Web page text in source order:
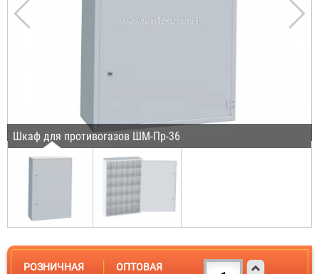
Шкаф для противогазов ШМ-Пр-36
РОЗНИЧНАЯ ОПТОВАЯ